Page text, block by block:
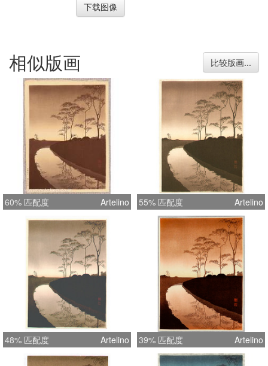
下载图像
相似版画 比较版画...
60% 匹配度 Artelino 55% 匹配度 Artelino
48% 匹配度 Artelino 39% 匹配度 Artelino